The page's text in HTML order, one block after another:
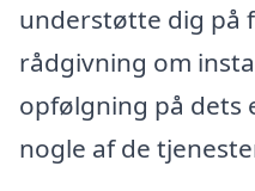
understøtte dig på
rådgivning om
opfølgning på dets
nogle af de